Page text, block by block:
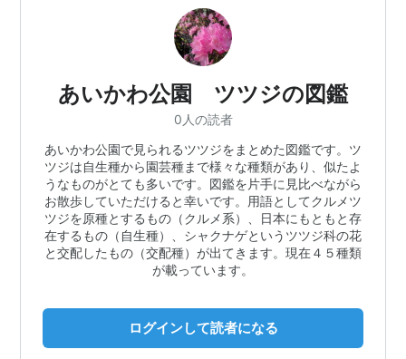
あいかわ公園 ツツジの図鑑
0人の読者
あいかわ公園で見られるツツジをまとめた図鑑です。ツ
ツジは自生種から園芸種まで様々な種類があり、似たよ
うなものがとても多いです。図鑑を片手に見比べながら
お散歩していただけると幸いです。用語としてクルメツ
ツジを原種とするもの（クルメ系）、日本にもともと存
在するもの（自生種）、シャクナゲというツツジ科の花
と交配したもの（交配種）が出てきます。現在４５種類
が載っています。
ログインして読者になる